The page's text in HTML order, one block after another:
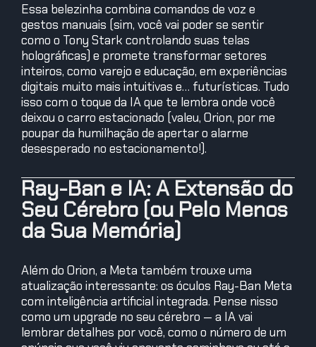
Essa belezinha combina comandos de voz e
gestos manuais (sim, você vai poder se sentir
como o Tony Stark controlando suas telas
holográficas) e promete transformar setores
inteiros, como varejo e educação, em experiências
digitais muito mais intuitivas e… futurísticas. Tudo
isso com o toque da IA que te lembra onde você
deixou o carro estacionado (valeu, Orion, por me
poupar da humilhação de apertar o alarme
desesperado no estacionamento!).
Ray-Ban e IA: A Extensão do
Seu Cérebro (ou Pelo Menos
da Sua Memória)
Além do Orion, a Meta também trouxe uma
atualização interessante: os óculos Ray-Ban Meta
com inteligência artificial integrada. Pense nisso
como um upgrade no seu cérebro — a IA vai
lembrar detalhes por você, como o número de um